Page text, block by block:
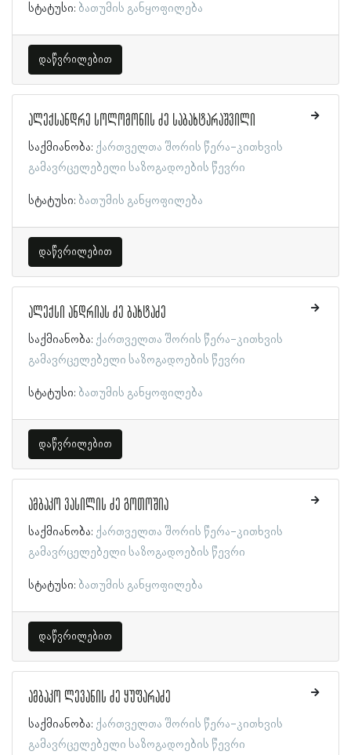
სტატუსი: ბათუმის განყოფილება
დაწვრილებით
ალექსანდრე სოლომონის ძე საბახტარაშვილი
საქმიანობა: ქართველთა შორის წერა-კითხვის
გამავრცელებელი საზოგადოების წევრი
სტატუსი: ბათუმის განყოფილება
დაწვრილებით
ალექსი ანდრიას ძე ბახტაძე
საქმიანობა: ქართველთა შორის წერა-კითხვის
გამავრცელებელი საზოგადოების წევრი
სტატუსი: ბათუმის განყოფილება
დაწვრილებით
ამბაკო ვასილის ძე გოთოშია
საქმიანობა: ქართველთა შორის წერა-კითხვის
გამავრცელებელი საზოგადოების წევრი
სტატუსი: ბათუმის განყოფილება
დაწვრილებით
ამბაკო ლევანის ძე ყუფარაძე
საქმიანობა: ქართველთა შორის წერა-კითხვის
გამავრცელებელი საზოგადოების წევრი